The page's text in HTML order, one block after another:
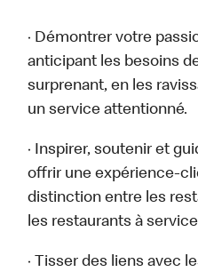
· Démontrer votre
anticipant les besoins
surprenant, en les
un service attentionné.
· Inspirer, soutenir et
offrir une expérience-
distinction entre les
les restaurants à
· Tisser des liens avec